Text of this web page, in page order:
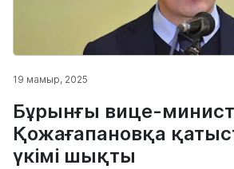
19 мамыр, 2025
Бұрынғы вице-
Қожағапановқа
үкімі шықты